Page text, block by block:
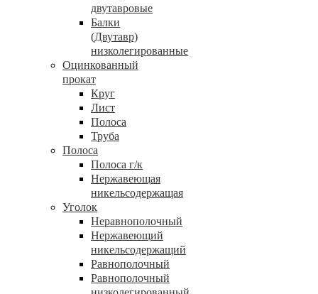
двутавровые
Балки
(Двутавр)
низколегированные
Оцинкованный
прокат
Круг
Лист
Полоса
Труба
Полоса
Полоса г/к
Нержавеющая
никельсодержащая
Уголок
Неравнополочный
Нержавеющий
никельсодержащий
Равнополочный
Равнополочный